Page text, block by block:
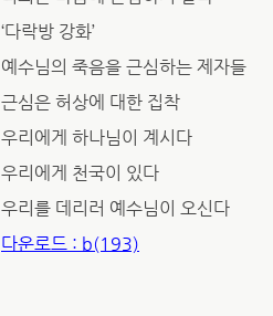
‘다락방 강화’
예수님의 죽음을 근심하는 제자들
근심은 허상에 대한 집착
우리에게 하나님이 계시다
우리에게 천국이 있다
우리를 데리러 예수님이 오신다
다운로드 : b(193)